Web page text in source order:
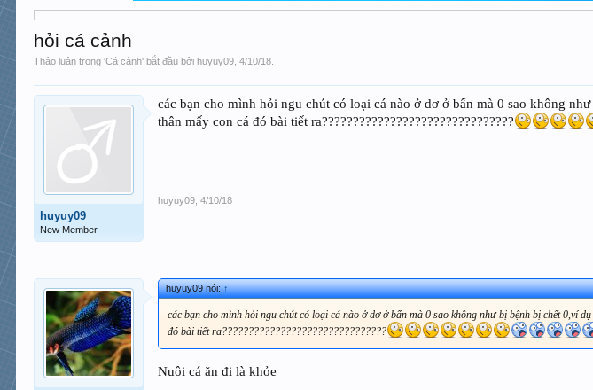
hỏi cá cảnh
Thảo luận trong 'Cá cảnh' bắt đầu bởihuyuy09 ,4/10/18
huyuy09
New Member
các bạn cho mình hỏi ngu chút có loại cá nào ở dơ ở bẩn mà 0 sao không
thân mấy con cá đó bài tiết ra???????????????????????????????
huyuy09 4/10/18
huyuy09 nói:↑
các bạn cho mình hỏi ngu chút có loại cá nào ở dơ ở bẩn mà 0 sao không như bị bệnh bị chết 0,ví
đó bài tiết ra???????????????????????????????
Nuôi cá ăn đi là khỏe